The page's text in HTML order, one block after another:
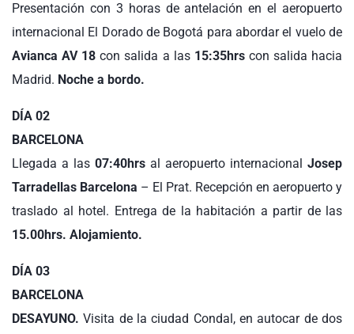
Presentación con 3 horas de antelación en el aeropuerto
internacional El Dorado de Bogotá para abordar el vuelo de
Avianca AV 18 con salida a las 15:35hrscon salida hacia
Madrid. Noche a bordo.
DÍA 02
BARCELONA
Llegada a las 07:40hrs al aeropuerto internacional Josep
Tarradellas Barcelona – El Prat. Recepción en aeropuerto y
traslado al hotel. Entrega de la habitación a partir de las
15.00hrs. Alojamiento.
DÍA 03
BARCELONA
DESAYUNO. Visita de la ciudad Condal, en autocar de dos